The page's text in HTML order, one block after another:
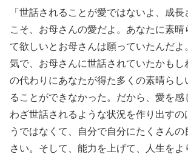
「世話されることが愛ではないよ、成
こそ、お母さんの愛だよ。あなたに素晴
て欲しいとお母さんは願っていたんだよ
気で、お母さんに世話されていたかもし
の代わりにあなたが得た多くの素晴らし
ることができなかった。だから、愛を
わざ世話されるような状況を作り出すの
うではなくて、自分で自分にたくさんの
さい。そして、能力を上げて、人生を